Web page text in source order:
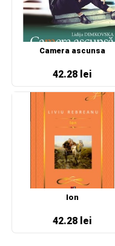
Camera ascunsa
42.28 lei
Ion
42.28 lei